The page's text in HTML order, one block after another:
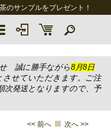
のサンプルをプレゼント！
誠に勝手ながら8月8日
させていただきます。ご注
次発送となりますので、予
<< 前へ 次へ >>